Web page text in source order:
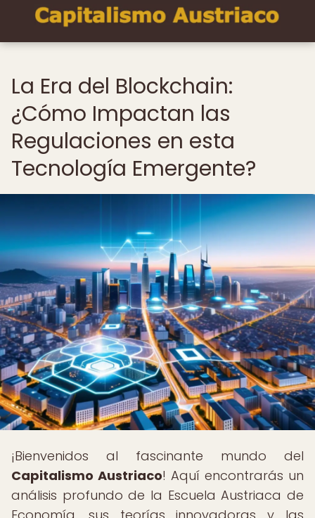
La Era del Blockchain:
¿Cómo Impactan las
Regulaciones en esta
Tecnología Emergente?
¡Bienvenidos al fascinante mundo del
Capitalismo Austriaco! Aquí encontrarás un
análisis profundo de la Escuela Austriaca de